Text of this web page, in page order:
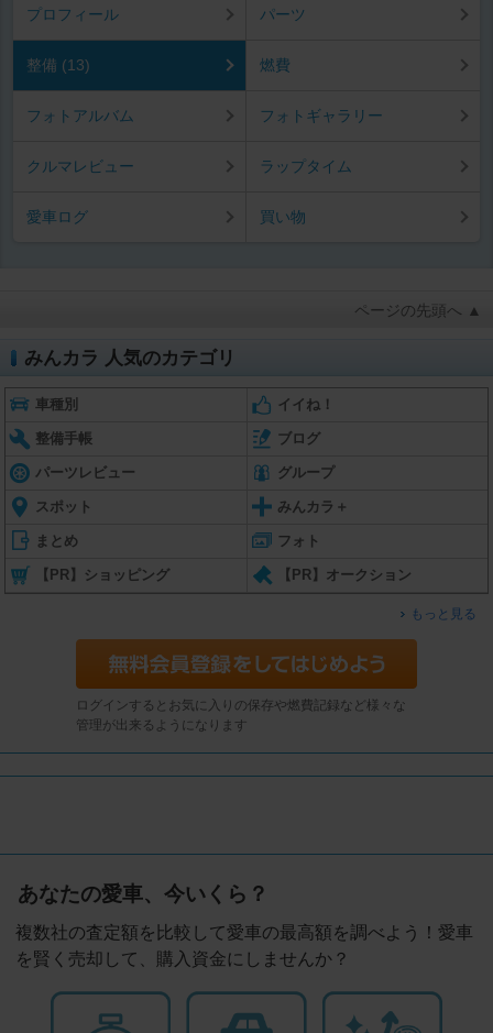
プロフィール パーツ
整備 (13) 燃費
フォトアルバム フォトギャラリー
クルマレビュー ラップタイム
愛車ログ 買い物
ページの先頭へ ▲
みんカラ 人気のカテゴリ
車種別 イイね！
整備手帳 ブログ
パーツレビュー グループ
スポット みんカラ＋
まとめ フォト
【PR】ショッピング 【PR】オークション
もっと見る
ログインするとお気に入りの保存や燃費記録など様々な
管理が出来るようになります
あなたの愛車、今いくら？
複数社の査定額を比較して愛車の最高額を調べよう！愛車
を賢く売却して、購入資金にしませんか？